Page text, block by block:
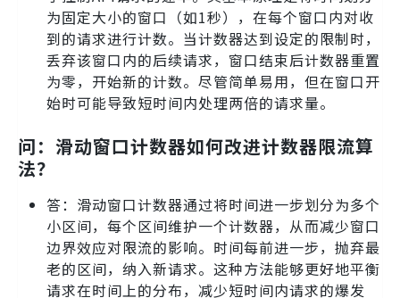
为固定大小的窗口（如1秒），在每个窗口内对收
到的请求进行计数。当计数器达到设定的限制时，
丢弃该窗口内的后续请求，窗口结束后计数器重置
为零，开始新的计数。尽管简单易用，但在窗口开
始时可能导致短时间内处理两倍的请求量。
问：滑动窗口计数器如何改进计数器限流算
法？
答：滑动窗口计数器通过将时间进一步划分为多个
小区间，每个区间维护一个计数器，从而减少窗口
边界效应对限流的影响。时间每前进一步，抛弃最
老的区间，纳入新请求。这种方法能够更好地平衡
请求在时间上的分布，减少短时间内请求的爆发